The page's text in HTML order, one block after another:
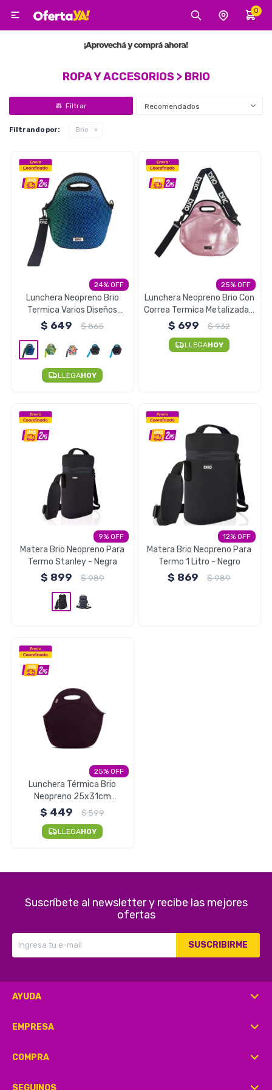
0

ROPA Y ACCESORIOS > BRIO
Recomendados
Filtrando por: Brio
24
Lunchera Neopreno Brio
Termica Varios Diseños
Correa Asa - FADEB
$ 649 $865
LLEGAHOY
25
Lunchera Neopreno Brio Con
Correa Termica Metalizada -
Rosa Metalizada y Negro
$ 699 $932
LLEGAHOY
9
Matera Brio Neopreno Para
Termo Stanley - Negra
$ 899 $989
12
Matera Brio Neopreno Para
Termo 1 Litro - Negro
$ 869 $989
25
Lunchera Térmica Brio
Neopreno 25x31cm
Lanchera Original - Negro
$ 449 $599
LLEGAHOY
Suscríbete al newsletter y recibe las mejores
ofertas
SUSCRIBIRME
AYUDA
EMPRESA
COMPRA
SEGUINOS
MI CUENTA
Tecnología
Tv, Audio y Video
Gaming
Electrodomésticos
Pequeños electrodomésticos
Deportes y Tiempo Libre
Herramientas
Papelería
Seguridad